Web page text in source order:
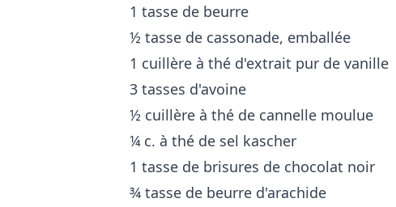
1 tasse de beurre
½ tasse de cassonade, emballée
1 cuillère à thé d'extrait pur de vanille
3 tasses d'avoine
½ cuillère à thé de cannelle moulue
¼ c. à thé de sel kascher
1 tasse de brisures de chocolat noir
¾ tasse de beurre d'arachide